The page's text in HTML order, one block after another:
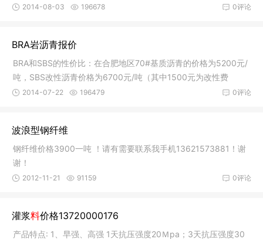
*840*16*60.35
0评论
2014-08-03 196678
BRA岩沥青报价
BRA和SBS的性价比：在合肥地区70#基质沥青的价格为5200元/
吨，SBS改性沥青价格为6700元/吨（其中1500元为改性费
用）。AK-13型SBS
0评论
2014-07-22 196479
波浪型钢纤维
钢纤维价格3900一吨 ！请有需要联系我手机13621573881！谢
谢！
0评论
2012-11-21 91159
灌浆料价格13720000176
产品特点: 1、早强、高强 1天抗压强度20Ｍpa；3天抗压强度30